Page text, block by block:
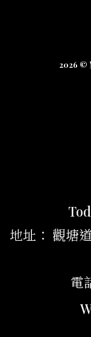
2026 ©
地址： 觀塘
電